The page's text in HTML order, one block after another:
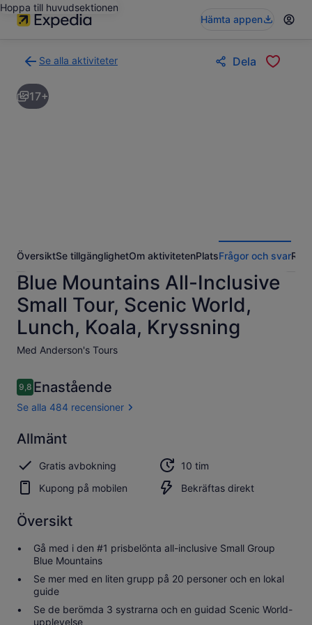
Hoppa till huvudsektionen
Hämta appen
Se alla aktiviteter
tillbaka
till
resultatsidan
Dela
17+
ÖversiktSe tillgänglighetOm aktivitetenPlatsFrågor och svar
Blue Mountains All-Inclusive
Small Tour, Scenic World,
Lunch, Koala, Kryssning
Med Anderson's Tours
Recensioner
9,89,8 av 10,
Enastående
Se alla 484 recensioner
9.89.8 av 10
Enastående
Se alla 484
recensioner
Allmänt
Gratis avbokning
10 tim
Kupong på mobilen
Bekräftas direkt
Översikt
Gå med i den #1 prisbelönta all-inclusive Small Group
Blue Mountains
Se mer med en liten grupp på 20 personer och en lokal
guide
Se de berömda 3 systrarna och en guidad Scenic World-
upplevelse